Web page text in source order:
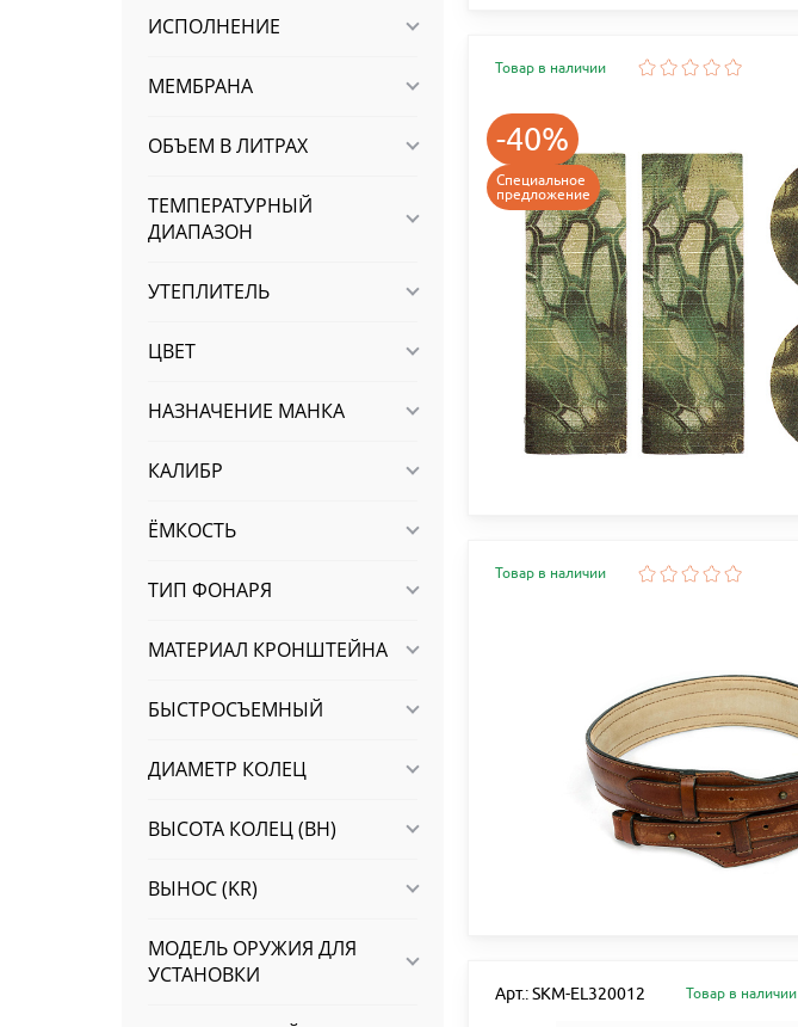
ИСПОЛНЕНИЕ
МЕМБРАНА
ОБЪЕМ В ЛИТРАХ
ТЕМПЕРАТУРНЫЙ
ДИАПАЗОН
УТЕПЛИТЕЛЬ
ЦВЕТ
НАЗНАЧЕНИЕ МАНКА
КАЛИБР
ЁМКОСТЬ
ТИП ФОНАРЯ
МАТЕРИАЛ КРОНШТЕЙНА
БЫСТРОСЪЕМНЫЙ
ДИАМЕТР КОЛЕЦ
ВЫСОТА КОЛЕЦ (BH)
ВЫНОС (KR)
МОДЕЛЬ ОРУЖИЯ ДЛЯ
УСТАНОВКИ
Товар в наличии
-40%
Специальное
предложение
Товар в наличии
Арт.: SKM-EL320012 Товар в наличии